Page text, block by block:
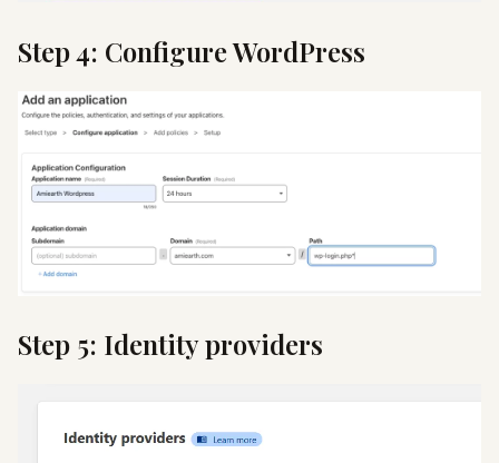
Step 4: Configure WordPress
Step 5: Identity providers